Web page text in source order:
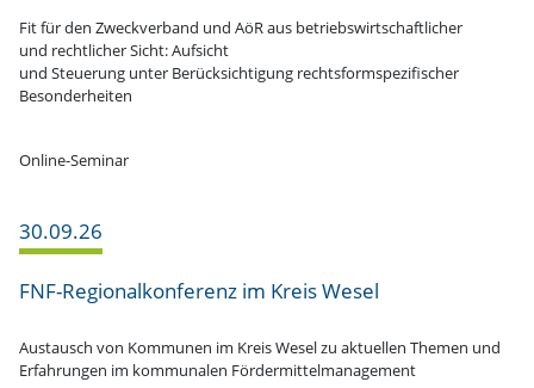
Fit für den Zweck­verband und AöR aus betriebswirtschaftlicher
und recht­licher Sicht: Aufsicht
und Steuerung unter Berück­sich­tigung rechtsformspezifischer
Besonderheiten
Online-Seminar
30.09.26
FNF-Regio­nal­­kon­­­ferenz im Kreis Wesel
Austausch von Kommunen im Kreis Wesel zu aktuellen Themen und
Erfah­rungen im kommu­nalen Fördermittelmanagement